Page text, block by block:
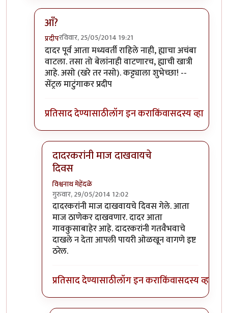
आँ?
प्रदीपरविवार, 25/05/2014 19:21
In reply toशनिवार संध्याकाळ म्हणजेbyविश्वनाथ मेहेंदळे
दादर पूर्व आता मध्यवर्ती राहिले नाही, ह्याचा अचंबा
वाटला. तसा तो बेलांनाही वाटणारच, ह्याची खात्री
आहे. असो (खरे तर नसो). कट्ट्याला शुभेच्छा! --
सेंट्रल माटुंगाकर प्रदीप
प्रतिसाद देण्यासाठीलॉग इन कराकिंवासदस्य व्हा
दादरकरांनी माज दाखवायचे
दिवस
विश्वनाथ मेहेंदळे
गुरुवार, 29/05/2014 12:02
In reply toआँ?byप्रदीप
दादरकरांनी माज दाखवायचे दिवस गेले. आता
माज ठाणेकर दाखवणार. दादर आता
गावकुसाबाहेर आहे. दादरकरांनी गतवैभवाचे
दाखले न देता आपली पायरी ओळखून वागणे इष्ट
ठरेल.
प्रतिसाद देण्यासाठीलॉग इन कराकिंवासदस्य व्हा